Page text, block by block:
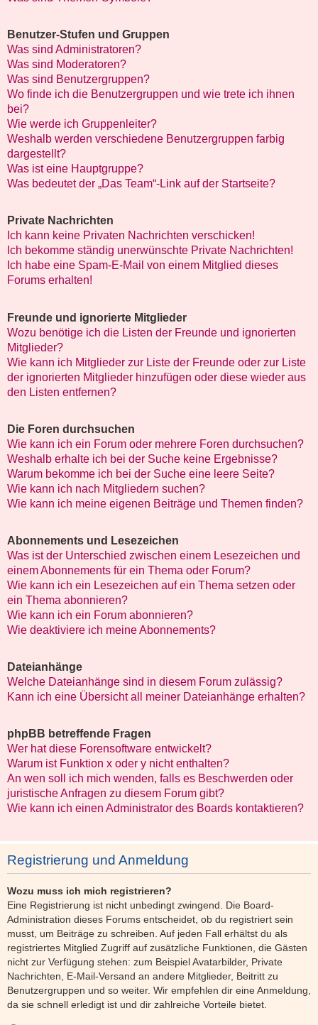
Benutzer-Stufen und Gruppen
Was sind Administratoren?
Was sind Moderatoren?
Was sind Benutzergruppen?
Wo finde ich die Benutzergruppen und wie trete ich ihnen
bei?
Wie werde ich Gruppenleiter?
Weshalb werden verschiedene Benutzergruppen farbig
dargestellt?
Was ist eine Hauptgruppe?
Was bedeutet der „Das Team“-Link auf der Startseite?
Private Nachrichten
Ich kann keine Privaten Nachrichten verschicken!
Ich bekomme ständig unerwünschte Private Nachrichten!
Ich habe eine Spam-E-Mail von einem Mitglied dieses
Forums erhalten!
Freunde und ignorierte Mitglieder
Wozu benötige ich die Listen der Freunde und ignorierten
Mitglieder?
Wie kann ich Mitglieder zur Liste der Freunde oder zur Liste
der ignorierten Mitglieder hinzufügen oder diese wieder aus
den Listen entfernen?
Die Foren durchsuchen
Wie kann ich ein Forum oder mehrere Foren durchsuchen?
Weshalb erhalte ich bei der Suche keine Ergebnisse?
Warum bekomme ich bei der Suche eine leere Seite?
Wie kann ich nach Mitgliedern suchen?
Wie kann ich meine eigenen Beiträge und Themen finden?
Abonnements und Lesezeichen
Was ist der Unterschied zwischen einem Lesezeichen und
einem Abonnements für ein Thema oder Forum?
Wie kann ich ein Lesezeichen auf ein Thema setzen oder
ein Thema abonnieren?
Wie kann ich ein Forum abonnieren?
Wie deaktiviere ich meine Abonnements?
Dateianhänge
Welche Dateianhänge sind in diesem Forum zulässig?
Kann ich eine Übersicht all meiner Dateianhänge erhalten?
phpBB betreffende Fragen
Wer hat diese Forensoftware entwickelt?
Warum ist Funktion x oder y nicht enthalten?
An wen soll ich mich wenden, falls es Beschwerden oder
juristische Anfragen zu diesem Forum gibt?
Wie kann ich einen Administrator des Boards kontaktieren?
Registrierung und Anmeldung
Wozu muss ich mich registrieren?
Eine Registrierung ist nicht unbedingt zwingend. Die Board-
Administration dieses Forums entscheidet, ob du registriert sein
musst, um Beiträge zu schreiben. Auf jeden Fall erhältst du als
registriertes Mitglied Zugriff auf zusätzliche Funktionen, die Gästen
nicht zur Verfügung stehen: zum Beispiel Avatarbilder, Private
Nachrichten, E-Mail-Versand an andere Mitglieder, Beitritt zu
Benutzergruppen und so weiter. Wir empfehlen dir eine Anmeldung,
da sie schnell erledigt ist und dir zahlreiche Vorteile bietet.